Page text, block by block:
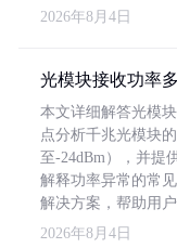
2026年8月4日
光模块接收功率
本文详细解答光模
点分析千兆光模块
至-24dBm），并提
解释功率异常的常
解决方案，帮助用
2026年8月4日